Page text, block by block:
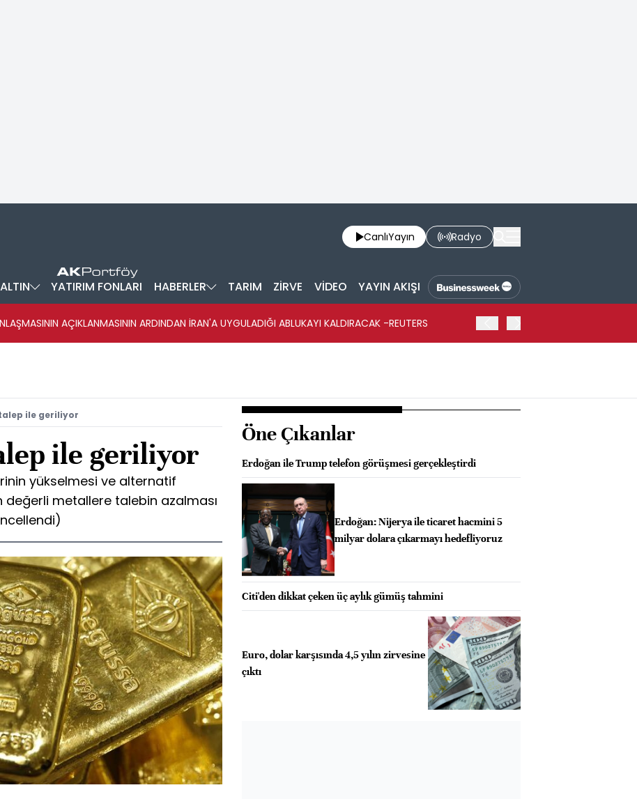
CanlıYayın Radyo
ALTIN YATIRIM FONLARI HABERLER TARIM ZİRVE VİDEO YAYIN AKIŞI
AÇIKLANMASININ ARDINDAN İRAN'A UYGULADIĞI ABLUKAYI KALDIRACAK -REUTERS
ile geriliyor
ile geriliyor
yükselmesi ve alternatif
değerli metallere talebin azalması
Öne Çıkanlar
Erdoğan ile Trump telefon görüşmesi gerçekleştirdi
Erdoğan: Nijerya ile ticaret hacmini 5
milyar dolara çıkarmayı hedefliyoruz
Citi'den dikkat çeken üç aylık gümüş tahmini
Euro, dolar karşısında 4,5 yılın zirvesine
çıktı